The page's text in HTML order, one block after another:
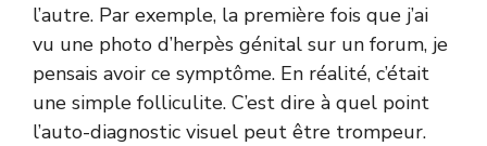
l’autre. Par exemple, la première fois que j’ai
vu une photo d’herpès génital sur un forum, je
pensais avoir ce symptôme. En réalité, c’était
une simple folliculite. C’est dire à quel point
l’auto-diagnostic visuel peut être trompeur.